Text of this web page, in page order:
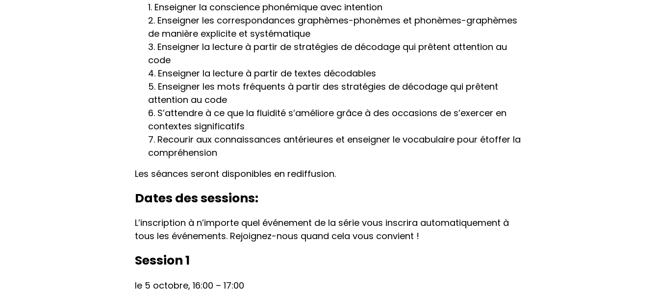
Enseigner la conscience phonémique avec intention
Enseigner les correspondances graphèmes-phonèmes et phonèmes-graphèmes
de manière explicite et systématique
Enseigner la lecture à partir de stratégies de décodage qui prêtent attention au
code
Enseigner la lecture à partir de textes décodables
Enseigner les mots fréquents à partir des stratégies de décodage qui prêtent
attention au code
S’attendre à ce que la fluidité s’améliore grâce à des occasions de s’exercer en
contextes significatifs
Recourir aux connaissances antérieures et enseigner le vocabulaire pour étoffer la
compréhension
Les séances seront disponibles en rediffusion.
Dates des sessions:
L’inscription à n’importe quel événement de la série vous inscrira automatiquement à
tous les événements. Rejoignez-nous quand cela vous convient !
Session 1
le 5 octobre, 16:00 – 17:00